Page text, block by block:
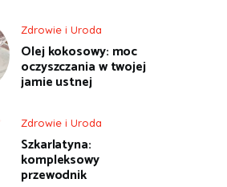
Zdrowie i Uroda
Olej kokosowy: moc
oczyszczania w twojej
jamie ustnej
Zdrowie i Uroda
Szkarlatyna:
kompleksowy
przewodnik